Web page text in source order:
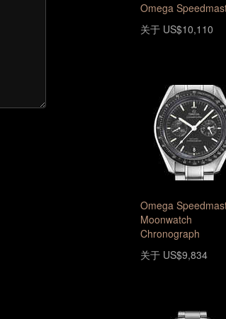
Omega
关于 US$10,110
Omega
Moonwatch
Chronograph
关于 US$9,834